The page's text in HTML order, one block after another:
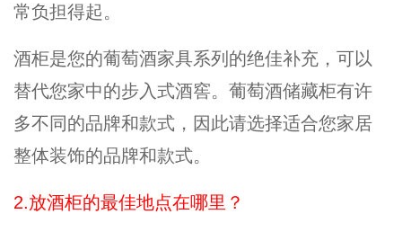
常负担得起。
酒柜是您的葡萄酒家具系列的绝佳补充，可以
替代您家中的步入式酒窖。葡萄酒储藏柜有许
多不同的品牌和款式，因此请选择适合您家居
整体装饰的品牌和款式。
2.放酒柜的最佳地点在哪里？